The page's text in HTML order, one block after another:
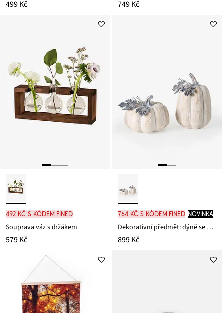
499 Kč 749 Kč
492 Kč s kódem FINED
Souprava váz s držákem
579 Kč
764 Kč s kódem FINED novinka
Dekorativní předmět: dýně se vzhledem dřeva (2 ks v balení)
899 Kč